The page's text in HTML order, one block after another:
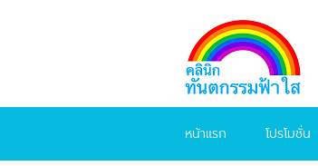
หน้าแรก โปรโมชั่น